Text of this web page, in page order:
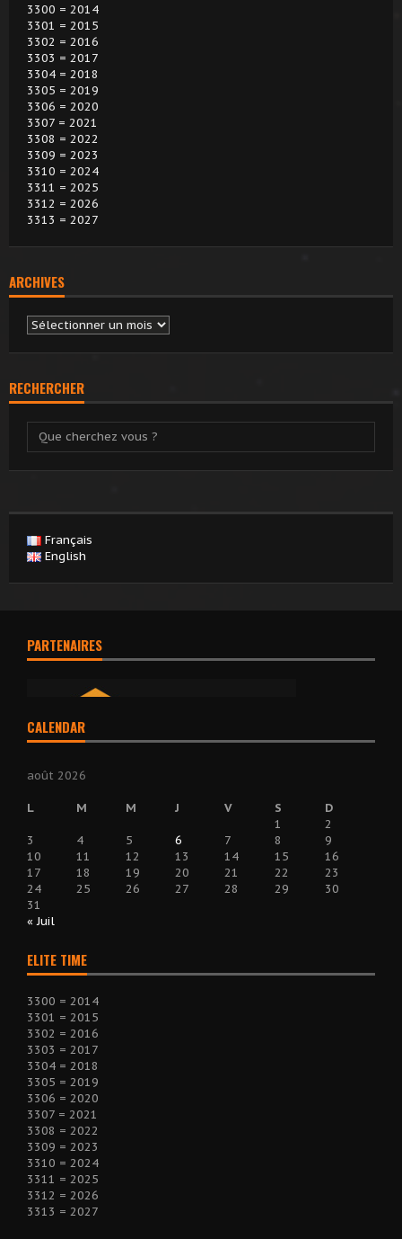
3300 = 2014
3301 = 2015
3302 = 2016
3303 = 2017
3304 = 2018
3305 = 2019
3306 = 2020
3307 = 2021
3308 = 2022
3309 = 2023
3310 = 2024
3311 = 2025
3312 = 2026
3313 = 2027
ARCHIVES
Archives
RECHERCHER
Français
English
PARTENAIRES
CALENDAR
août 2026
L M M J V S
D
1
2
3
4 5 6 7 8
9
10
11 12 13 14 15
16
17
18 19 20 21 22
23
24
25 26 27 28 29
30
31
« Juil
ELITE TIME
3300 = 2014
3301 = 2015
3302 = 2016
3303 = 2017
3304 = 2018
3305 = 2019
3306 = 2020
3307 = 2021
3308 = 2022
3309 = 2023
3310 = 2024
3311 = 2025
3312 = 2026
3313 = 2027